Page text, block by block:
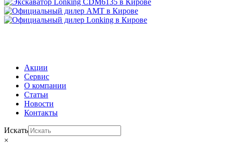
Акции
Сервис
О компании
Статьи
Новости
Контакты
Искать
×